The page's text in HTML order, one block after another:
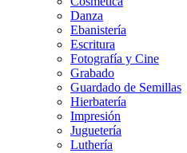
Danza
Ebanistería
Escritura
Fotografía y Cine
Grabado
Guardado de Semillas
Hierbatería
Impresión
Juguetería
Luthería